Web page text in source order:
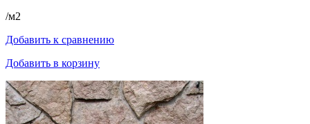
/м2
Добавить к сравнению
Добавить в корзину